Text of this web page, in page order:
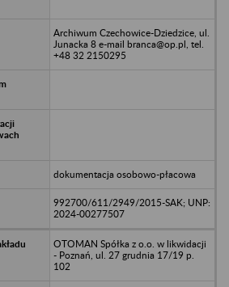
Archiwum Czechowice-Dziedzice, ul.
Junacka 8 e-mail branca@op.pl, tel.
+48 32 2150295
dokumentacja osobowo-płacowa
992700/611/2949/2015-SAK; UNP:
2024-00277507
OTOMAN Spółka z o.o. w likwidacji
- Poznań, ul. 27 grudnia 17/19 p.
102